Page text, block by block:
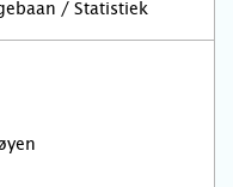
/ Statistiek